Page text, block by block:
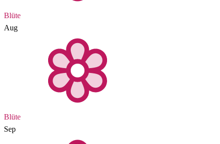
Blüte
Aug
Blüte
Sep